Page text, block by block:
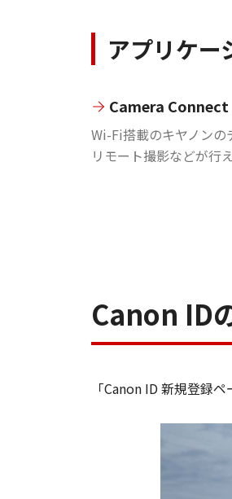
アプリケー
Camera Connect
Wi-Fi搭載のキヤノンの
リモート撮影などが行
Canon ID
「Canon ID 新規登録